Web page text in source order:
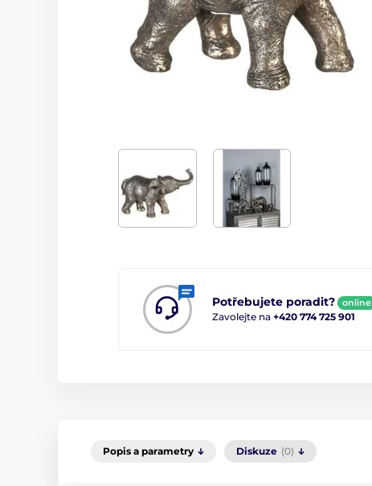
Potřebujete poradit? online
Zavolejte na +420 774 725 901
Popis a parametry Diskuze (0)